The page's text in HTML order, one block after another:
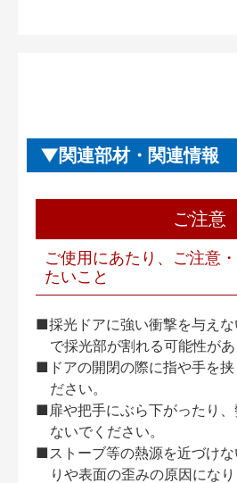
関連部材・関連情報
ご注意
ご使用にあたり、ご注意
たいこと
■採光ドアに強い衝撃を与え
で採光部が割れる可能性があ
■ドアの開閉の際に指や手を挟
ださい。
■扉や把手にぶら下がったり
ないでください。
■ストーブ等の熱源を近づけ
りや表面の歪みの原因になり